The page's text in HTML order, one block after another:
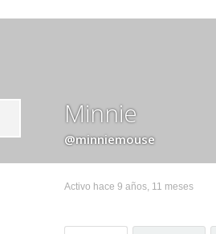
Minnie
@minniemouse
Activo hace 9 años, 11 meses